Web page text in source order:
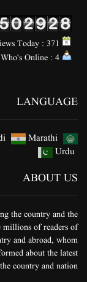
LANGUAGE
Marathi
Urdu
ABOUT US
the country and the
millions of readers of
and abroad, whom
about the latest
country and nation.